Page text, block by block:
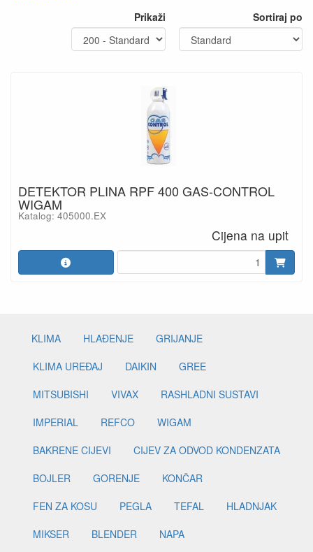
Prikaži
Sortiraj po
DETEKTOR PLINA RPF 400 GAS-CONTROL
WIGAM
Katalog: 405000.EX
Cijena na upit
KLIMA HLAĐENJE
GRIJANJE
KLIMA UREĐAJ
DAIKIN
GREE
MITSUBISHI
VIVAX
RASHLADNI SUSTAVI
IMPERIAL
REFCO
WIGAM
BAKRENE CIJEVI
CIJEV ZA ODVOD KONDENZATA
BOJLER
GORENJE
KONČAR
FEN ZA KOSU
PEGLA TEFAL
HLADNJAK
MIKSER
BLENDER
NAPA